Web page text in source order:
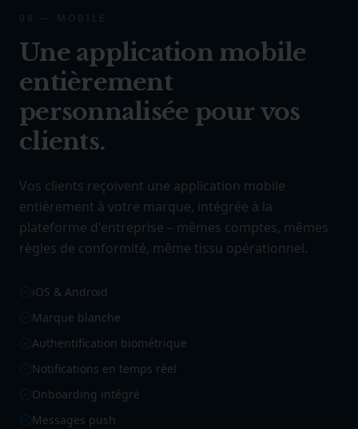
08 — MOBILE
Une application mobile
entièrement
personnalisée pour vos
clients.
Vos clients reçoivent une application mobile
entièrement à votre marque, intégrée à la
plateforme d'entreprise – mêmes comptes, mêmes
règles de conformité, même tissu opérationnel.
iOS & Android
Marque blanche
Authentification biométrique
Notifications en temps réel
Onboarding intégré
Messages push